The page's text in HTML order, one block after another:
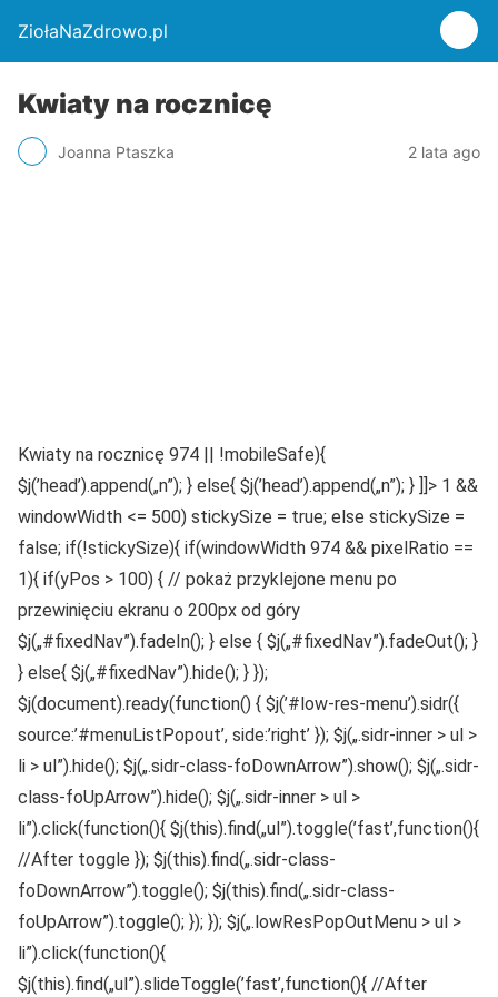
ZiołaNaZdrowo.pl
Kwiaty na rocznicę
Joanna Ptaszka 2 lata ago
Kwiaty na rocznicę 974 || !mobileSafe){
$j(’head’).append(„n”); } else{ $j(’head’).append(„n”); } ]]> 1 &&
windowWidth <= 500) stickySize = true; else stickySize =
false; if(!stickySize){ if(windowWidth 974 && pixelRatio ==
1){ if(yPos > 100) { // pokaż przyklejone menu po
przewinięciu ekranu o 200px od góry
$j(„#fixedNav”).fadeIn(); } else { $j(„#fixedNav”).fadeOut(); }
} else{ $j(„#fixedNav”).hide(); } });
$j(document).ready(function() { $j(’#low-res-menu’).sidr({
source:’#menuListPopout’, side:’right’ }); $j(„.sidr-inner > ul >
li > ul”).hide(); $j(„.sidr-class-foDownArrow”).show(); $j(„.sidr-
class-foUpArrow”).hide(); $j(„.sidr-inner > ul >
li”).click(function(){ $j(this).find(„ul”).toggle(’fast’,function(){
//After toggle }); $j(this).find(„.sidr-class-
foDownArrow”).toggle(); $j(this).find(„.sidr-class-
foUpArrow”).toggle(); }); }); $j(„.lowResPopOutMenu > ul >
li”).click(function(){
$j(this).find(„ul”).slideToggle(’fast’,function(){ //After